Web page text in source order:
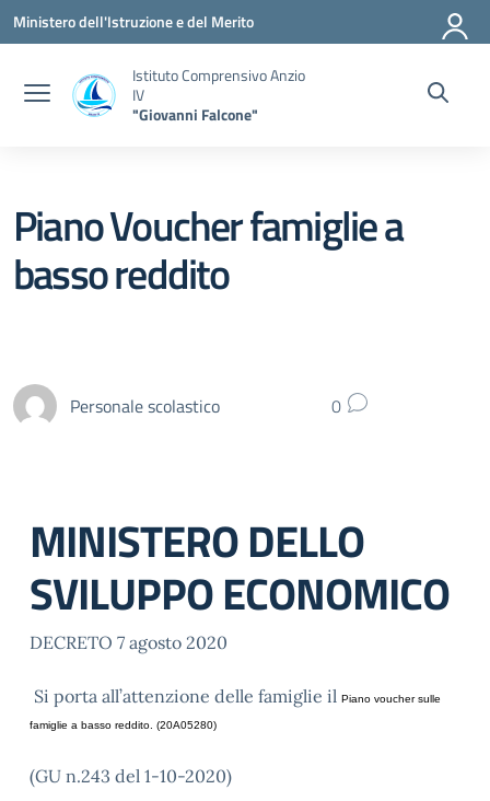
Vai ai contenuti
Vai al menu di navigazione
Vai al footer
Ministero dell'Istruzione e del Merito
Istituto Comprensivo Anzio
IV
"Giovanni Falcone"
Piano Voucher famiglie a
basso reddito
Personale scolastico 0
MINISTERO DELLO
SVILUPPO ECONOMICO
DECRETO 7 agosto 2020
Si porta all’attenzione delle famiglie il Piano voucher sulle
famiglie a basso reddito. (20A05280)
(GU n.243 del 1-10-2020)